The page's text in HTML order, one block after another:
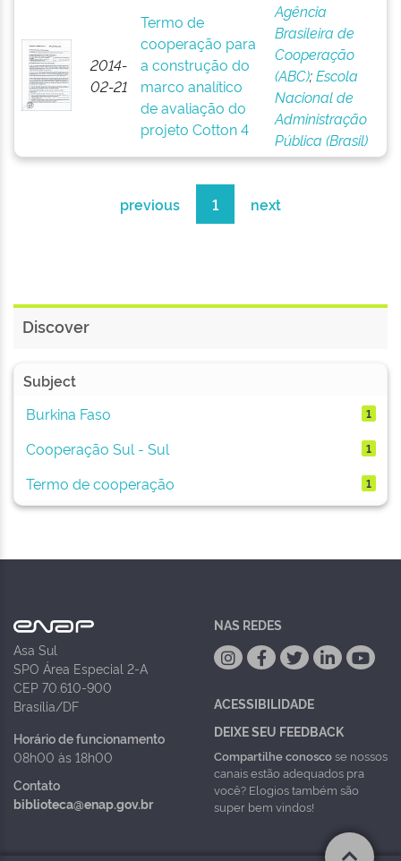
2014-
02-21
Termo de
cooperação para
a construção do
marco analítico
de avaliação do
projeto Cotton 4
Agência
Brasileira de
Cooperação
(ABC);Escola
Nacional de
Administração
Pública (Brasil)
previous 1 next
Discover
Subject
Burkina Faso
1
Cooperação Sul - Sul 1
Termo de cooperação 1
Asa Sul
SPO Área Especial 2-A
CEP 70.610-900
Brasília/DF
Horário de funcionamento
08h00 às 18h00
Contato
biblioteca@enap.gov.br
NAS REDES
ACESSIBILIDADE
DEIXE SEU FEEDBACK
Compartilhe conoscose nossos
canais estão adequados pra
você? Elogios também são
super bem vindos!